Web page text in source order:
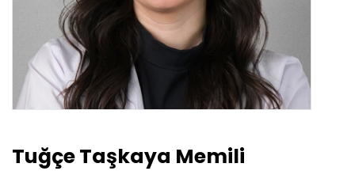
Tuğçe Taşkaya Memili